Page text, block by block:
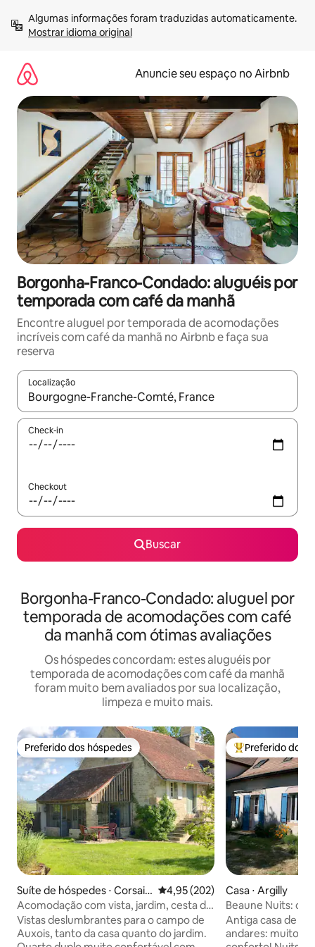
para
Mostrar idioma original
Anuncie seu espaço no Airbnb
Borgonha-Franco-Condado: aluguéis por
temporada com café da manhã
Encontre aluguel por temporada de acomodações
incríveis com café da manhã no Airbnb e faça sua
reserva
Localização
Quando os resultados estiverem disponíveis, explore-os
Check-in
Checkout
Buscar
Borgonha-Franco-Condado: aluguel por
temporada de acomodações com café
da manhã com ótimas avaliações
Os hóspedes concordam: estes aluguéis por
temporada de acomodações com café da manhã
foram muito bem avaliados por sua localização,
limpeza e muito mais.
Preferido dos hóspedes
Preferido dos hóspedes
Suíte de hóspedes ⋅ Corsain
t
4,95 de uma avaliação média de
4,95 (202)
Acomodação com vista, jardim, cesta de
café da manhã
Vistas deslumbrantes para o campo de
Auxois, tanto da casa quanto do jardim.
Entre os
Preferido dos
Casa ⋅ Argilly
Beaune Nuits:
muita calma
Antiga casa de
andares: muito